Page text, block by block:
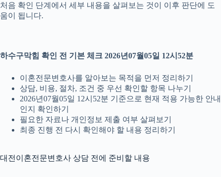
처음 확인 단계에서 세부 내용을 살펴보는 것이 이후 판단에 도
움이 됩니다.
하수구막힘 확인 전 기본 체크 2026년07월05일 12시52분
이혼전문변호사를 알아보는 목적을 먼저 정리하기
상담, 비용, 절차, 조건 중 우선 확인할 항목 나누기
2026년07월05일 12시52분 기준으로 현재 적용 가능한 안내
인지 확인하기
필요한 자료나 개인정보 제출 여부 살펴보기
최종 진행 전 다시 확인해야 할 내용 정리하기
대전이혼전문변호사 상담 전에 준비할 내용